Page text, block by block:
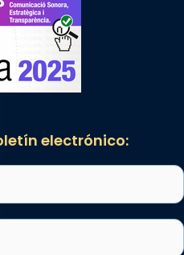
electrónico: